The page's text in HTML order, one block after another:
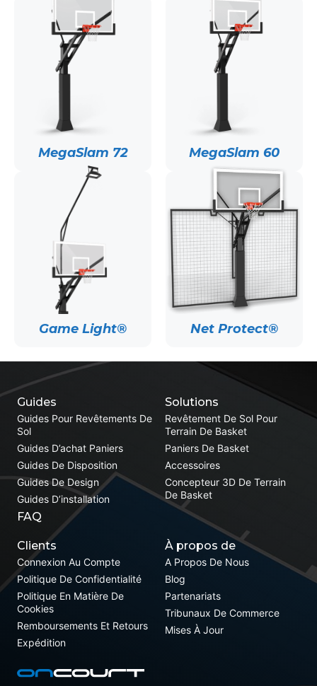
MegaSlam 72 MegaSlam 60
Game Light® Net Protect®
Solutions
Revêtement De Sol Pour
Terrain De Basket
Paniers De Basket
Accessoires
Concepteur 3D De Terrain
De Basket
Guides
Guides Pour Revêtements De
Sol
Guides D’achat Paniers
Guides De Disposition
Guides De Design
Guides D’installation
FAQ
Clients
Connexion Au Compte
Politique De Confidentialité
Politique En Matière De
Cookies
Remboursements Et Retours
Expédition
À propos de
A Propos De Nous
Blog
Partenariats
Tribunaux De Commerce
Mises À Jour